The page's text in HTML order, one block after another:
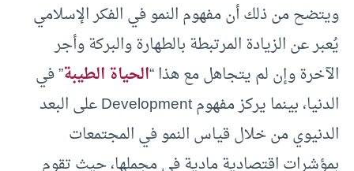
ويتضح من ذلك أن مفهوم النمو في الفكر الإسلامي
يُعبر عن الزيادة المرتبطة بالطهارة والبركة وأجر
الآخرة وإن لم يتجاهل مع هذا “الحياة الطيبة” في
الدنيا، بينما يركز مفهوم Development على البعد
الدنيوي من خلال قياس النمو في المجتمعات
بمؤشرات اقتصادية مادية في مجملها، حيث تقوم